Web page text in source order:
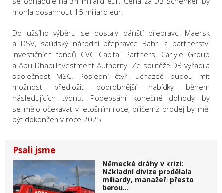
mohla dosáhnout 15 miliard eur.
Do užšího výběru se dostaly dánští přepravci Maersk
a DSV, saúdský národní přepravce Bahri a partnerství
investičních fondů CVC Capital Partners, Carlyle Group
a Abu Dhabi Investment Authority. Ze soutěže DB vyřadila
společnost MSC. Poslední čtyři uchazeči budou mít
možnost předložit podrobnější nabídky během
následujících týdnů. Podepsání konečné dohody by
se mělo očekávat v letošním roce, přičemž prodej by měl
být dokončen v roce 2025.
Psali jsme
Německé dráhy v krizi:
Nákladní divize prodělala
miliardy, manažeři přesto
berou…